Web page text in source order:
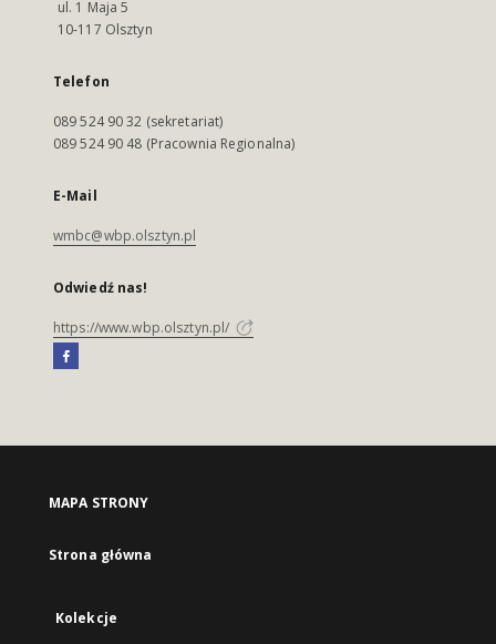
ul. 1 Maja 5
10-117 Olsztyn
Telefon
089 524 90 32 (sekretariat)
089 524 90 48 (Pracownia Regionalna)
E-Mail
wmbc@wbp.olsztyn.pl
Odwiedź nas!
https://www.wbp.olsztyn.pl/
MAPA STRONY
Strona główna
Kolekcje